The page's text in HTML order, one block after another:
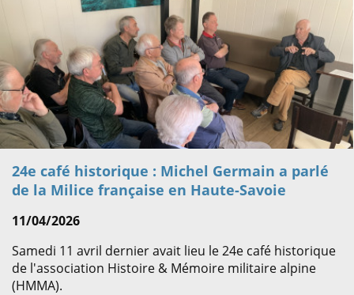
24e café historique : Michel Germain a parlé
de la Milice française en Haute-Savoie
11/04/2026
Samedi 11 avril dernier avait lieu le 24e café historique
de l'association Histoire & Mémoire militaire alpine
(HMMA).